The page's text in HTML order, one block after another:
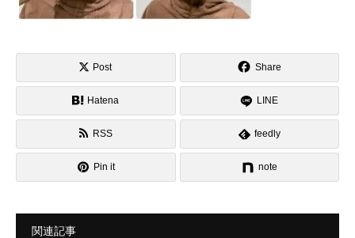
Post Share
Hatena LINE
RSS feedly
Pin it note
関連記事